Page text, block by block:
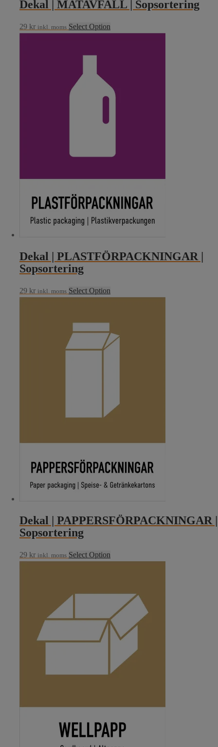
Dekal | MATAVFALL | Sopsortering
29 kr inkl. moms Select Option
Dekal | PLASTFÖRPACKNINGAR |
Sopsortering
29 kr inkl. moms Select Option
Dekal | PAPPERSFÖRPACKNINGAR |
Sopsortering
29 kr inkl. moms Select Option